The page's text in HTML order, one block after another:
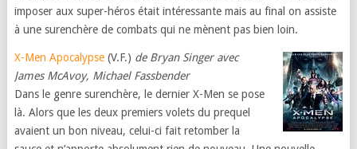
imposer aux super-héros était intéressante mais au final on assiste
à une surenchère de combats qui ne mènent pas bien loin.
X-Men Apocalypse(V.F.) de Bryan Singer avec
James McAvoy, Michael Fassbender
Dans le genre surenchère, le dernier X-Men se pose
là. Alors que les deux premiers volets du prequel
avaient un bon niveau, celui-ci fait retomber la